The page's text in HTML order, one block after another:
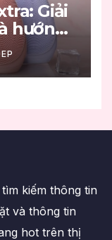
Giải
hướng
kiếm thông tin
và thông tin
hot trên thị